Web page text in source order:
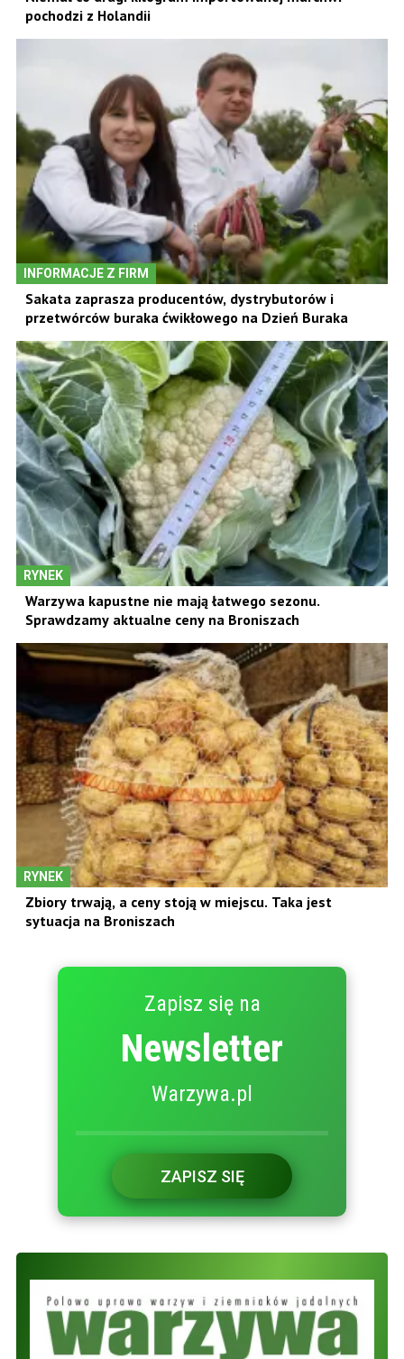
pochodzi z Holandii
INFORMACJE Z FIRM
Sakata zaprasza producentów, dystrybutorów i
przetwórców buraka ćwikłowego na Dzień Buraka
RYNEK
Warzywa kapustne nie mają łatwego sezonu.
Sprawdzamy aktualne ceny na Broniszach
RYNEK
Zbiory trwają, a ceny stoją w miejscu. Taka jest
sytuacja na Broniszach
Zapisz się na
Newsletter
Warzywa.pl
ZAPISZ SIĘ